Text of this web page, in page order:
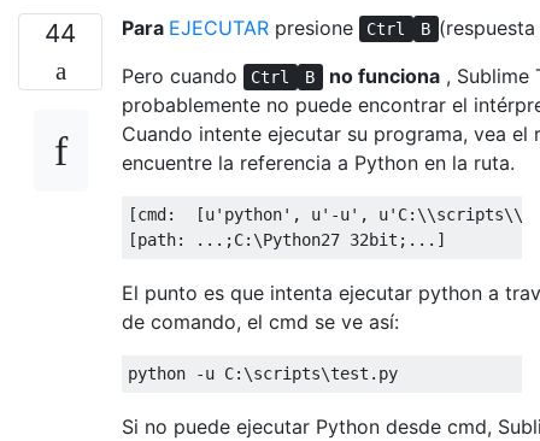
44 Para EJECUTAR presione Ctrl B
Pero cuando
Ctrl B no funciona, Sublime
probablemente no puede encontrar el
Cuando intente ejecutar su programa, vea el
encuentre la referencia a Python en la ruta.
[cmd : [u'python' , u'-u' , u
[path: ...;C: \Python27 32bit ;...]
El punto es que intenta ejecutar python a
de comando, el cmd se ve así:
python -u C: \scripts\test . py
Si no puede ejecutar Python desde cmd,